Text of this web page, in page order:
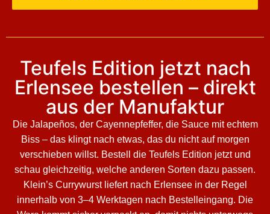
Teufels Edition jetzt nach
Erlensee bestellen – direkt
aus der Manufaktur
Die Jalapeños, der Cayennepfeffer, die Sauce mit echtem
Biss – das klingt nach etwas, das du nicht auf morgen
verschieben willst. Bestell die Teufels Edition jetzt und
schau gleichzeitig, welche anderen Sorten dazu passen.
Klein’s Currywurst liefert nach Erlensee in der Regel
innerhalb von 3–4 Werktagen nach Bestelleingang. Die